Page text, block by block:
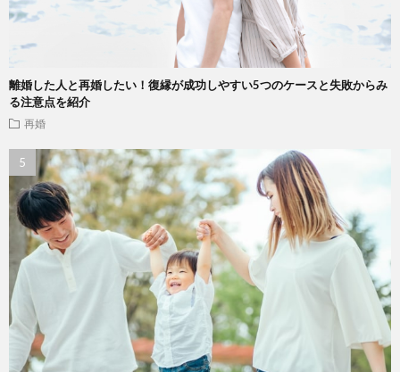
離婚した人と再婚したい！復縁が成功しやすい5つのケースと失敗からみ
る注意点を紹介
再婚